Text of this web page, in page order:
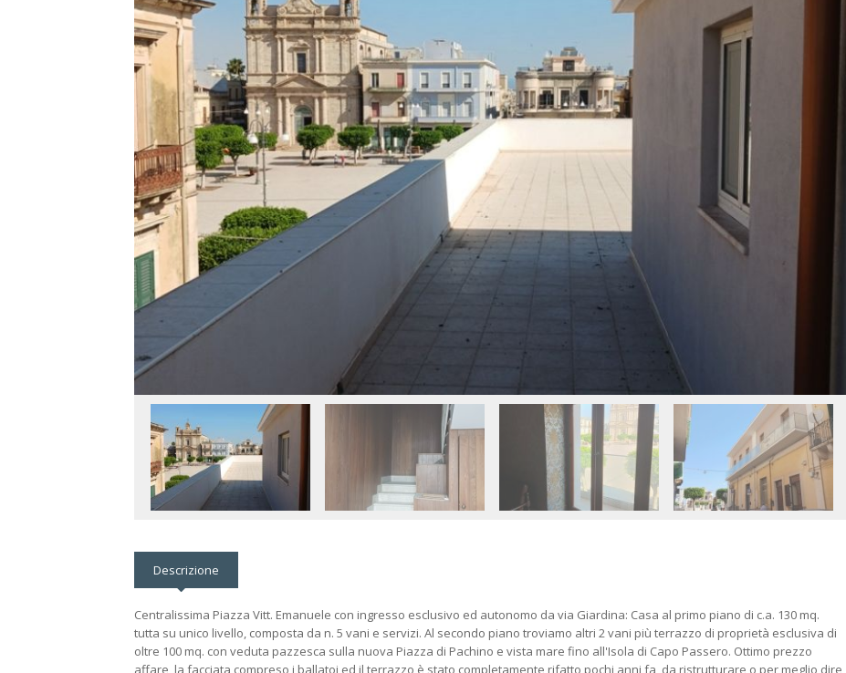
Descrizione
Centralissima Piazza Vitt. Emanuele con ingresso esclusivo ed autonomo da via Giardina: Casa al primo piano di c.a. 130 mq.
tutta su unico livello, composta da n. 5 vani e servizi. Al secondo piano troviamo altri 2 vani più terrazzo di proprietà esclusiva di
oltre 100 mq. con veduta pazzesca sulla nuova Piazza di Pachino e vista mare fino all'Isola di Capo Passero. Ottimo prezzo
affare, la facciata compreso i ballatoi ed il terrazzo è stato completamente rifatto pochi anni fa, da ristrutturare o per meglio dire,